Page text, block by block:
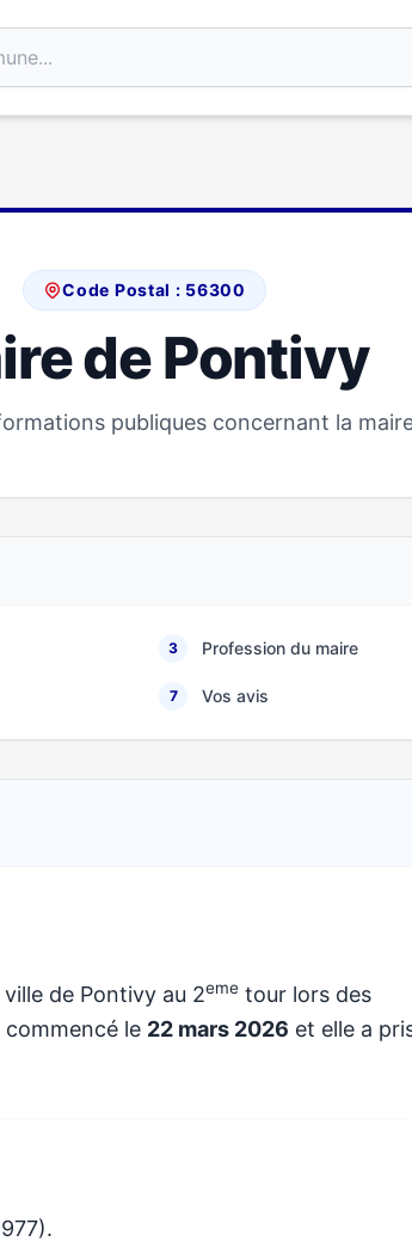
Code Postal : 56300
de Pontivy
publiques concernant la
3 Profession du maire
7 Vos avis
de Pontivy au 2eme tour lors des
le 22 mars 2026 et elle a